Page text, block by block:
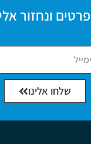
ונחזור
שלחו אלינו